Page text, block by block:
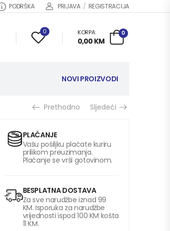
PODRŠKA PRIJAVA / REGISTRACIJA
0 KORPA:
0,00 KM
0
NOVI PROIZVODI
Prethodno Sljedeći
PLAĆANJE
Vašu pošiljku plaćate kuriru
prilikom preuzimanja.
Plaćanje se vrši gotovinom.
BESPLATNA DOSTAVA
Za sve narudžbe iznad 99
KM. Isporuka za narudžbe
vrijednosti ispod 100 KM košta
11 KM.